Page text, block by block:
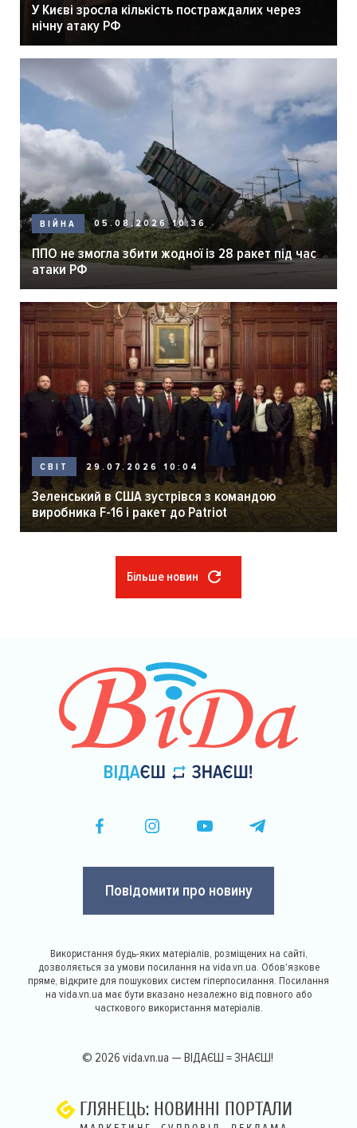
У Києві зросла кількість постраждалих через
нічну атаку РФ
ВІЙНА 05.08.2026 10:36
ППО не змогла збити жодної із 28 ракет під час
атаки РФ
СВІТ 29.07.2026 10:04
Зеленський в США зустрівся з командою
виробника F-16 і ракет до Patriot
Більше новин
Повідомити про новину
Використання будь-яких матеріалів, розміщених на сайті,
дозволяється за умови посилання на vida.vn.ua. Обов'язкове
пряме, відкрите для пошукових систем гіперпосилання. Посилання
на vida.vn.ua має бути вказано незалежно від повного або
часткового використання матеріалів.
© 2026 vida.vn.ua — ВІДАЄШ = ЗНАЄШ!
ГЛЯНЕЦЬ: НОВИННІ ПОРТАЛИ